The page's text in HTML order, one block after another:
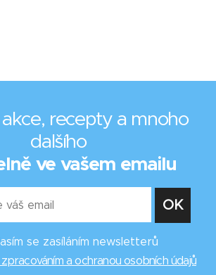
akce, recepty a mnoho
dalšího
ve vašem emailu
se zasíláním newsletterů
zpracováním a ochranou osobních údajů